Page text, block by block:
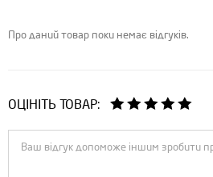
Про даний товар поки немає відгуків.
ОЦІНІТЬ ТОВАР: